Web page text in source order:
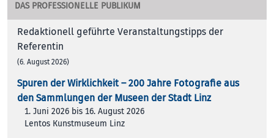
DAS PROFESSIONELLE PUBLIKUM
Redaktionell geführte Veranstaltungstipps der
Referentin
(6. August 2026)
Spuren der Wirklichkeit – 200 Jah­re Foto­gra­fie aus
den Samm­lun­gen der Muse­en der Stadt Linz
1. Juni 2026 bis 16. August 2026
Lentos Kunstmuseum Linz